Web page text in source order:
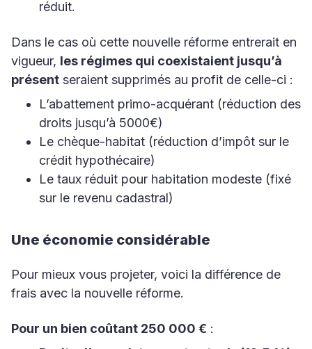
réduit.
Dans le cas où cette nouvelle réforme entrerait en
vigueur, les régimes qui coexistaient jusqu’à
présent seraient supprimés au profit de celle-ci :
L’abattement primo-acquérant (réduction des
droits jusqu’à 5000€)
Le chèque-habitat (réduction d’impôt sur le
crédit hypothécaire)
Le taux réduit pour habitation modeste (fixé
sur le revenu cadastral)
Une économie considérable
Pour mieux vous projeter, voici la différence de
frais avec la nouvelle réforme.
Pour un bien coûtant 250 000 € :